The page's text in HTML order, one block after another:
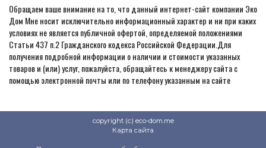
Обращаем ваше внимание на то, что данный интернет-сайт компании Эко
Дом Мне носит исключительно информационный характер и ни при каких
условиях не является публичной офертой, определяемой положениями
Статьи 437 п.2 Гражданского кодекса Российской Федерации.Для
получения подробной информации о наличии и стоимости указанных
товаров и (или) услуг, пожалуйста, обращайтесь к менеджеру сайта с
помощью электронной почты или по телефону указанным на сайте
copyright (c) eco-dom.me
Карта сайта